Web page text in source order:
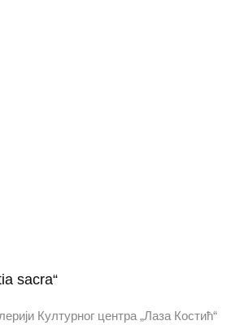
sacra“
Културног центра „Лаза Костић“